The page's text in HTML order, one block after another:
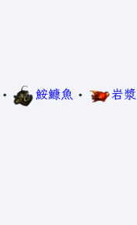
• 鮟鱇魚 •
岩漿